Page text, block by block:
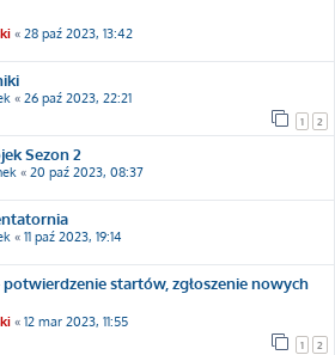
« 28 paź 2023, 13:42
« 26 paź 2023, 22:21
1 2
Sezon 2
« 20 paź 2023, 08:37
« 11 paź 2023, 19:14
potwierdzenie startów, zgłoszenie nowych
« 12 mar 2023, 11:55
1 2